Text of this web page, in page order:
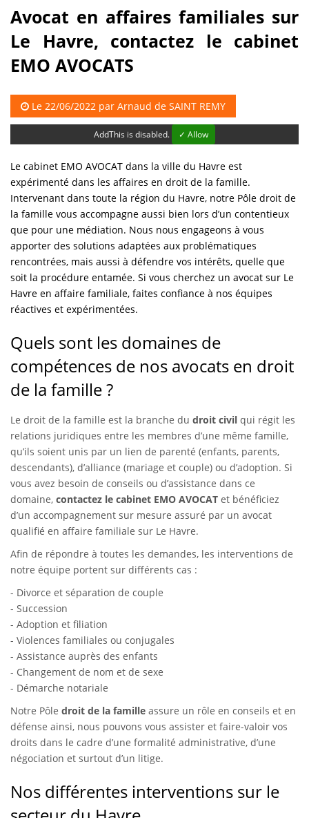
Avocat en affaires familiales sur
Le Havre, contactez le cabinet
EMO AVOCATS
Le 22/06/2022 par Arnaud de SAINT REMY
AddThis is disabled. ✓ Allow
Le cabinet EMO AVOCAT dans la ville du Havre est
expérimenté dans les affaires en droit de la famille.
Intervenant dans toute la région du Havre, notre Pôle droit de
la famille vous accompagne aussi bien lors d’un contentieux
que pour une médiation. Nous nous engageons à vous
apporter des solutions adaptées aux problématiques
rencontrées, mais aussi à défendre vos intérêts, quelle que
soit la procédure entamée. Si vous cherchez un avocat sur Le
Havre en affaire familiale, faites confiance à nos équipes
réactives et expérimentées.
Quels sont les domaines de
compétences de nos avocats en droit
de la famille ?
Le droit de la famille est la branche du droit civil qui régit les
relations juridiques entre les membres d’une même famille,
qu’ils soient unis par un lien de parenté (enfants, parents,
descendants), d’alliance (mariage et couple) ou d’adoption. Si
vous avez besoin de conseils ou d’assistance dans ce
domaine, contactez le cabinet EMO AVOCAT et bénéficiez
d’un accompagnement sur mesure assuré par un avocat
qualifié en affaire familiale sur Le Havre.
Afin de répondre à toutes les demandes, les interventions de
notre équipe portent sur différents cas :
- Divorce et séparation de couple
- Succession
- Adoption et filiation
- Violences familiales ou conjugales
- Assistance auprès des enfants
- Changement de nom et de sexe
- Démarche notariale
Notre Pôle droit de la famille assure un rôle en conseils et en
défense ainsi, nous pouvons vous assister et faire-valoir vos
droits dans le cadre d’une formalité administrative, d’une
négociation et surtout d’un litige.
Nos différentes interventions sur le